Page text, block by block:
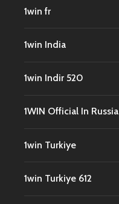
1win fr
1win India
1win Indir 520
1WIN Official In Russia
1win Turkiye
1win Turkiye 612